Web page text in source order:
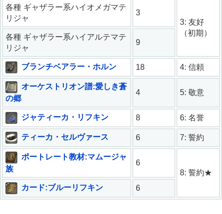
各種 ギャザラー系ハイオメガマテ
リジャ
3
3: 友好
（初期）
各種 ギャザラー系ハイアルテマテ
リジャ
9
ブランチベアラー・ホルン 18 4: 信頼
オーケストリオン譜:愛しき蒼
の郷
4 5: 敬意
ジャティーカ・リフキン 8 6: 名誉
ティーカ・セルヴァース 6 7: 誓約
ポートレート教材:マムージャ
族
6
8: 誓約★
カード:ブルーリフキン
6